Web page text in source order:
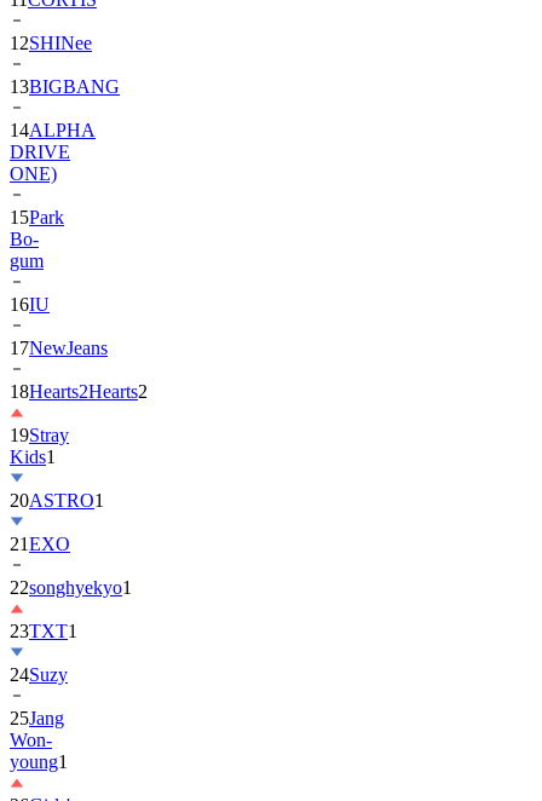
13BIGBANG
14ALPHA
DRIVE
ONE)
15Park
Bo-
gum
16IU
17NewJeans
18Hearts2Hearts
19Stray
Kids
20ASTRO
21EXO
22songhyekyo
23TXT1
24Suzy
25Jang
Won-
young1
26Girls'
Generation